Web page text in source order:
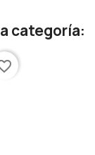
categoría: